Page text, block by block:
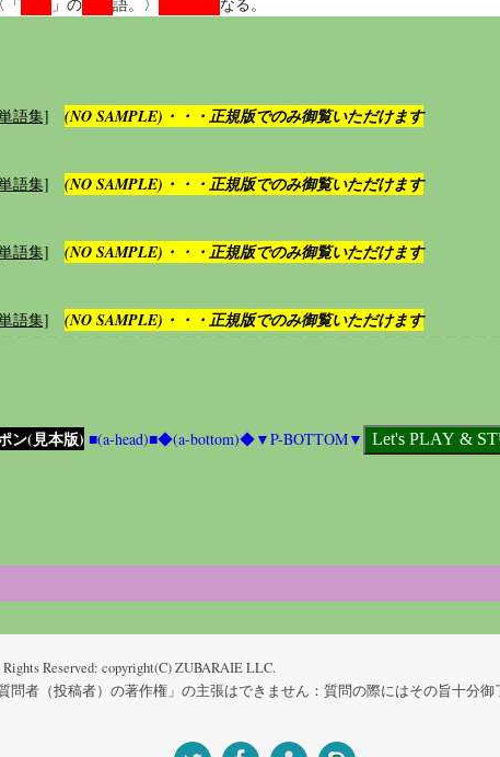
〈「 」の 語。〉 なる。
語集] (NO SAMPLE)・・・正規版でのみ御覧いただけます
語集] (NO SAMPLE)・・・正規版でのみ御覧いただけます
語集] (NO SAMPLE)・・・正規版でのみ御覧いただけます
語集] (NO SAMPLE)・・・正規版でのみ御覧いただけます
ン(見本版) ■(a-head)■◆(a-bottom)◆▼P-BOTTOM▼
Reserved: copyright(C) ZUBARAIE LLC.
者（投稿者）の著作権」の主張はできません：質問の際にはその旨十分御